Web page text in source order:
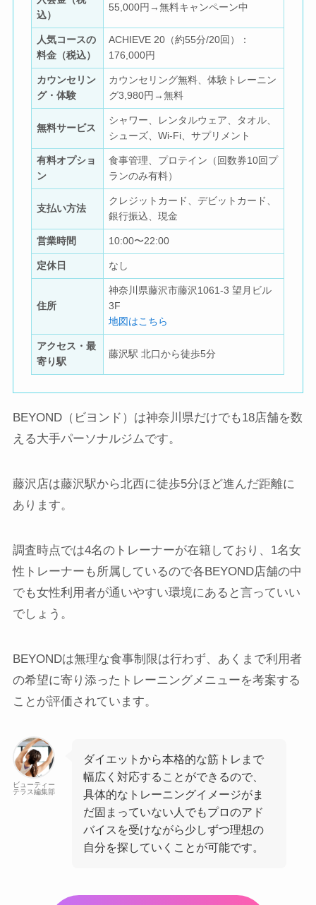
込）
55,000円→無料キャンペーン中
人気コースの
料金（税込）
ACHIEVE 20（約55分/20回）：
176,000円
カウンセリン
グ・体験
カウンセリング無料、体験トレーニン
グ3,980円→無料
無料サービス
シャワー、レンタルウェア、タオル、
シューズ、Wi-Fi、サプリメント
有料オプショ
ン
食事管理、プロテイン（回数券10回プ
ランのみ有料）
支払い方法
クレジットカード、デビットカード、
銀行振込、現金
営業時間 10:00〜22:00
定休日 なし
住所
神奈川県藤沢市藤沢1061-3 望月ビル
3F
地図はこちら
アクセス・最
寄り駅
藤沢駅 北口から徒歩5分
BEYOND（ビヨンド）は神奈川県だけでも18店舗を数
える大手パーソナルジムです。
藤沢店は藤沢駅から北西に徒歩5分ほど進んだ距離に
あります。
調査時点では4名のトレーナーが在籍しており、1名女
性トレーナーも所属しているので各BEYOND店舗の中
でも女性利用者が通いやすい環境にあると言っていい
でしょう。
BEYONDは無理な食事制限は行わず、あくまで利用者
の希望に寄り添ったトレーニングメニューを考案する
ことが評価されています。
ビューティー
テラス編集部
ダイエットから本格的な筋トレまで
幅広く対応することができるので、
具体的なトレーニングイメージがま
だ固まっていない人でもプロのアド
バイスを受けながら少しずつ理想の
自分を探していくことが可能です。